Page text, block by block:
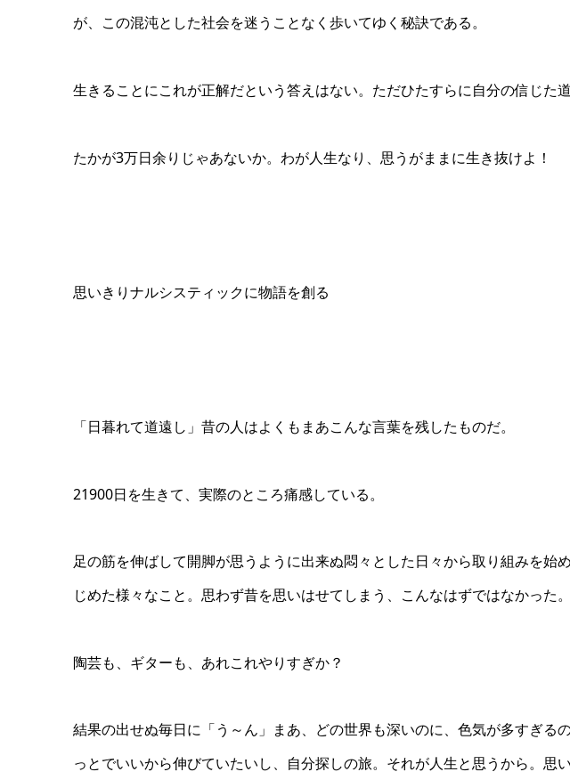
が、この混沌とした社会を迷うことなく歩いてゆく秘訣である。
生きることにこれが正解だという答えはない。ただひたすらに自分の信じた道
たかが3万日余りじゃあないか。わが人生なり、思うがままに生き抜けよ！
思いきりナルシスティックに物語を創る
「日暮れて道遠し」昔の人はよくもまあこんな言葉を残したものだ。
21900日を生きて、実際のところ痛感している。
足の筋を伸ばして開脚が思うように出来ぬ悶々とした日々から取り組みを
じめた様々なこと。思わず昔を思いはせてしまう、こんなはずではなかった。
陶芸も、ギターも、あれこれやりすぎか？
結果の出せぬ毎日に「う～ん」まあ、どの世界も深いのに、色気が多すぎる
っとでいいから伸びていたいし、自分探しの旅。それが人生と思うから。思